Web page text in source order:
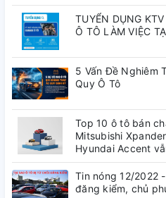
TUYỂN DỤNG
Ô TÔ LÀM VIỆC
5 Vấn Đề Nghiêm
Quy Ô Tô
Top 10 ô tô bán
Mitsubishi
Hyundai Accent
Tin nóng 12/2022
đăng kiểm, chủ